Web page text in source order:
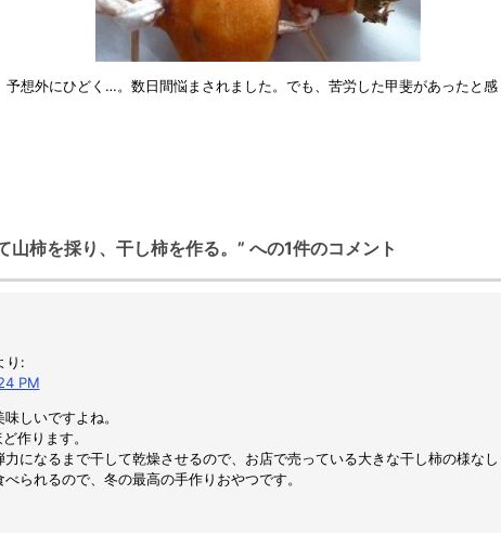
予想外にひどく…。数日間悩まされました。でも、苦労した甲斐があったと
山柿を採り、干し柿を作る。” への1件のコメント
り:
PM
しいですよね。
作ります。
力になるまで干して乾燥させるので、お店で売っている大きな干し柿の様な
られるので、冬の最高の手作りおやつです。